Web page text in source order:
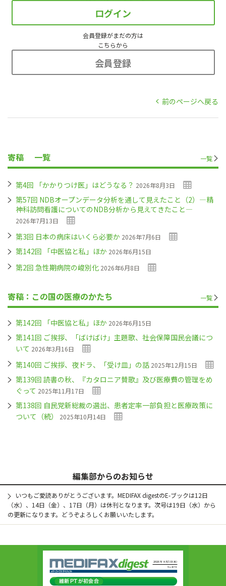
ログイン
会員登録がまだの方は
こちらから
会員登録
前のページへ戻る
寄稿 一覧 一覧
第4回 「かかりつけ医」はどうなる？ 2026年8月3日
第57回 NDBオープンデータ分析を通して見えたこと（2）―精
神科訪問看護についてのNDB分析から見えてきたこと―
2026年7月13日
第3回 日本の病床はいくら必要か 2026年7月6日
第142回 「中医協と私」ほか 2026年6月15日
第2回 急性期病院の峻別化 2026年6月8日
寄稿：この国の医療のかたち 一覧
第142回 「中医協と私」ほか 2026年6月15日
第141回 ご挨拶、「ばけばけ」主題歌、社会保障国民会議につ
いて 2026年3月16日
第140回 ご挨拶、夜ドラ、「受け皿」の話 2025年12月15日
第139回 読書の秋、『カタロニア賛歌』及び医療費の管理をめ
ぐって 2025年11月17日
第138回 自民党新総裁の選出、患者定率一部負担と医療政策に
ついて（続）
2025年10月14日
編集部からのお知らせ
いつもご愛読ありがとうございます。MEDIFAX digestのE-ブックは12日
（水）、14日（金）、17日（月）は休刊となります。次号は19日（水）から
の更新になります。どうぞよろしくお願いいたします。